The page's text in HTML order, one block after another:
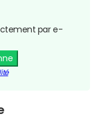
par e-